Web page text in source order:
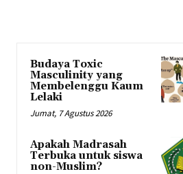
Budaya Toxic
Masculinity yang
Membelenggu Kaum
Lelaki
Jumat, 7 Agustus 2026
Apakah Madrasah
Terbuka untuk siswa
non-Muslim?